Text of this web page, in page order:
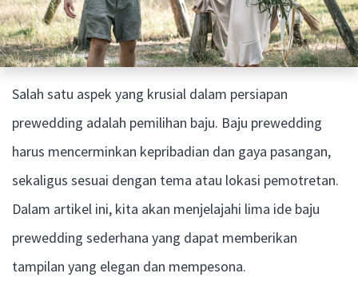
Salah satu aspek yang krusial dalam persiapan
prewedding adalah pemilihan baju. Baju prewedding
harus mencerminkan kepribadian dan gaya pasangan,
sekaligus sesuai dengan tema atau lokasi pemotretan.
Dalam artikel ini, kita akan menjelajahi lima ide baju
prewedding sederhana yang dapat memberikan
tampilan yang elegan dan mempesona.